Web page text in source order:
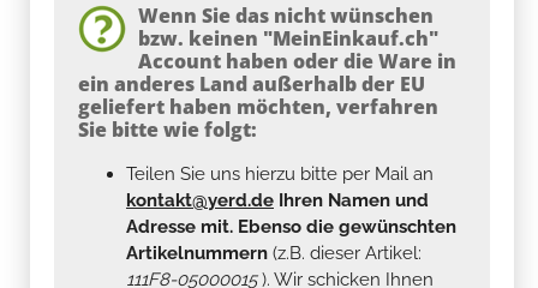
Wenn Sie das nicht wünschen
bzw. keinen "MeinEinkauf.ch"
Account haben oder die Ware in
ein anderes Land außerhalb der EU
geliefert haben möchten, verfahren
Sie bitte wie folgt:
Teilen Sie uns hierzu bitte per Mail an
kontakt@yerd.de Ihren Namen und
Adresse mit. Ebenso die gewünschten
Artikelnummern (z.B. dieser Artikel:
111F8-05000015). Wir schicken Ihnen